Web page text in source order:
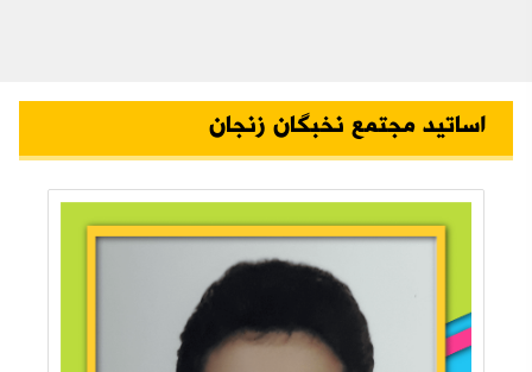
اساتید مجتمع نخبگان زنجان